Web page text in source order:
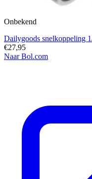
Onbekend
Dailygoods snelkoppeling
€27,95
Naar Bol.com